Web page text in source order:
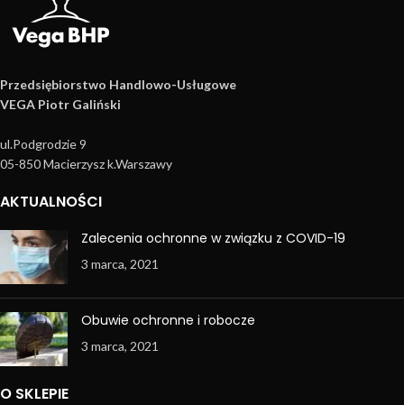
Przedsiębiorstwo Handlowo­-Usługowe
VEGA Piotr Galiński
ul.Podgrodzie 9
05-850 Macierzysz k.Warszawy
AKTUALNOŚCI
Zalecenia ochronne w związku z COVID-19
3 marca, 2021
Obuwie ochronne i robocze
3 marca, 2021
O SKLEPIE